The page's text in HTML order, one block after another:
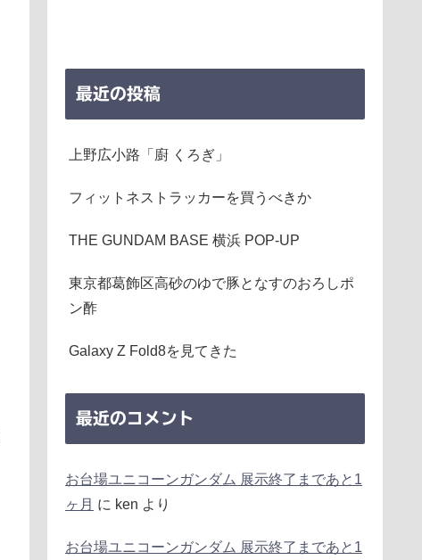
最近の投稿
上野広小路「廚 くろぎ」
フィットネストラッカーを買うべきか
THE GUNDAM BASE 横浜 POP-UP
東京都葛飾区高砂のゆで豚となすのおろしポ
ン酢
Galaxy Z Fold8を見てきた
最近のコメント
お台場ユニコーンガンダム 展示終了まであと1
ヶ月 に ken より
お台場ユニコーンガンダム 展示終了まであと1